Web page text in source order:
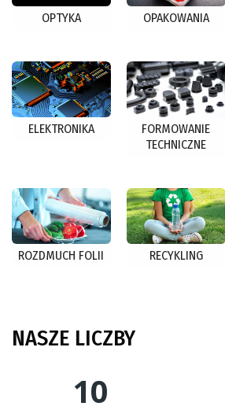
OPTYKA OPAKOWANIA
ELEKTRONIKA
FORMOWANIE
TECHNICZNE
ROZDMUCH FOLII RECYKLING
NASZE LICZBY
10